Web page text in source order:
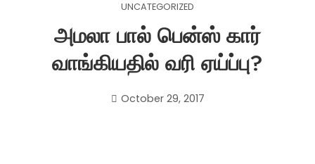
UNCATEGORIZED
அமலா பால் பென்ஸ் கார்
வாங்கியதில் வரி ஏய்ப்பு?
October 29, 2017